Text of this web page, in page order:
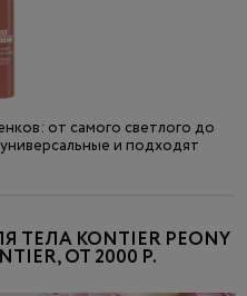
от самого светлого до
и подходят
KONTIER PEONY
ОТ 2000 Р.